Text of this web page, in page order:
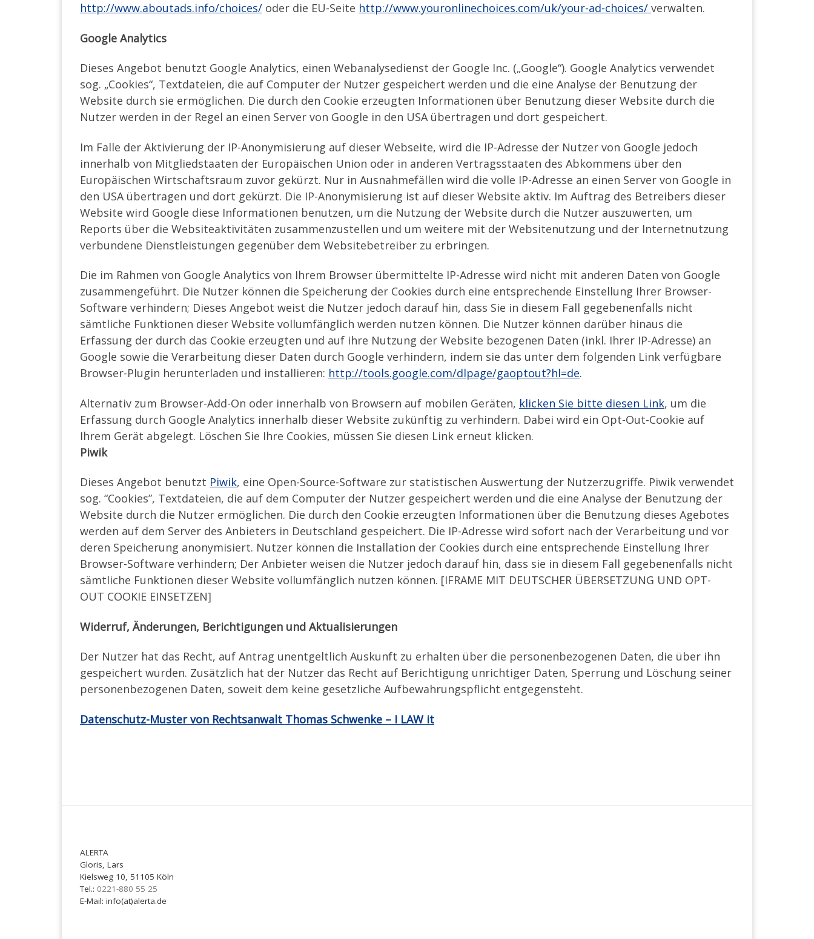
http://www.aboutads.info/choices/ oder die EU-Seite http://www.youronlinechoices.com/uk/your-ad-choices/ verwalten.
Google Analytics
Dieses Angebot benutzt Google Analytics, einen Webanalysedienst der Google Inc. („Google“). Google Analytics verwendet
sog. „Cookies“, Textdateien, die auf Computer der Nutzer gespeichert werden und die eine Analyse der Benutzung der
Website durch sie ermöglichen. Die durch den Cookie erzeugten Informationen über Benutzung dieser Website durch die
Nutzer werden in der Regel an einen Server von Google in den USA übertragen und dort gespeichert.
Im Falle der Aktivierung der IP-Anonymisierung auf dieser Webseite, wird die IP-Adresse der Nutzer von Google jedoch
innerhalb von Mitgliedstaaten der Europäischen Union oder in anderen Vertragsstaaten des Abkommens über den
Europäischen Wirtschaftsraum zuvor gekürzt. Nur in Ausnahmefällen wird die volle IP-Adresse an einen Server von Google in
den USA übertragen und dort gekürzt. Die IP-Anonymisierung ist auf dieser Website aktiv. Im Auftrag des Betreibers dieser
Website wird Google diese Informationen benutzen, um die Nutzung der Website durch die Nutzer auszuwerten, um
Reports über die Websiteaktivitäten zusammenzustellen und um weitere mit der Websitenutzung und der Internetnutzung
verbundene Dienstleistungen gegenüber dem Websitebetreiber zu erbringen.
Die im Rahmen von Google Analytics von Ihrem Browser übermittelte IP-Adresse wird nicht mit anderen Daten von Google
zusammengeführt. Die Nutzer können die Speicherung der Cookies durch eine entsprechende Einstellung Ihrer Browser-
Software verhindern; Dieses Angebot weist die Nutzer jedoch darauf hin, dass Sie in diesem Fall gegebenenfalls nicht
sämtliche Funktionen dieser Website vollumfänglich werden nutzen können. Die Nutzer können darüber hinaus die
Erfassung der durch das Cookie erzeugten und auf ihre Nutzung der Website bezogenen Daten (inkl. Ihrer IP-Adresse) an
Google sowie die Verarbeitung dieser Daten durch Google verhindern, indem sie das unter dem folgenden Link verfügbare
Browser-Plugin herunterladen und installieren: http://tools.google.com/dlpage/gaoptout?hl=de.
Alternativ zum Browser-Add-On oder innerhalb von Browsern auf mobilen Geräten, klicken Sie bitte diesen Link, um die
Erfassung durch Google Analytics innerhalb dieser Website zukünftig zu verhindern. Dabei wird ein Opt-Out-Cookie auf
Ihrem Gerät abgelegt. Löschen Sie Ihre Cookies, müssen Sie diesen Link erneut klicken.
Piwik
Dieses Angebot benutzt Piwik, eine Open-Source-Software zur statistischen Auswertung der Nutzerzugriffe. Piwik verwendet
sog. “Cookies”, Textdateien, die auf dem Computer der Nutzer gespeichert werden und die eine Analyse der Benutzung der
Website durch die Nutzer ermöglichen. Die durch den Cookie erzeugten Informationen über die Benutzung dieses Agebotes
werden auf dem Server des Anbieters in Deutschland gespeichert. Die IP-Adresse wird sofort nach der Verarbeitung und vor
deren Speicherung anonymisiert. Nutzer können die Installation der Cookies durch eine entsprechende Einstellung Ihrer
Browser-Software verhindern; Der Anbieter weisen die Nutzer jedoch darauf hin, dass sie in diesem Fall gegebenenfalls nicht
sämtliche Funktionen dieser Website vollumfänglich nutzen können. [IFRAME MIT DEUTSCHER ÜBERSETZUNG UND OPT-
OUT COOKIE EINSETZEN]
Widerruf, Änderungen, Berichtigungen und Aktualisierungen
Der Nutzer hat das Recht, auf Antrag unentgeltlich Auskunft zu erhalten über die personenbezogenen Daten, die über ihn
gespeichert wurden. Zusätzlich hat der Nutzer das Recht auf Berichtigung unrichtiger Daten, Sperrung und Löschung seiner
personenbezogenen Daten, soweit dem keine gesetzliche Aufbewahrungspflicht entgegensteht.
Datenschutz-Muster von Rechtsanwalt Thomas Schwenke – I LAW it
ALERTA
Gloris, Lars
Kielsweg 10, 51105 Köln
Tel.: 0221-880 55 25
E-Mail: info(at)alerta.de